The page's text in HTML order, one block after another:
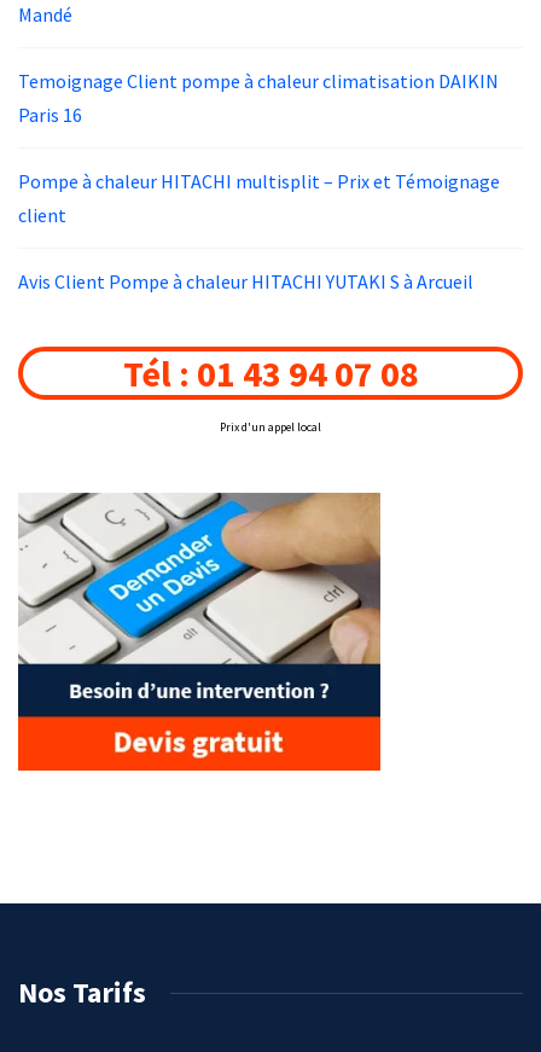
Mandé
Temoignage Client pompe à chaleur climatisation DAIKIN
Paris 16
Pompe à chaleur HITACHI multisplit – Prix et Témoignage
client
Avis Client Pompe à chaleur HITACHI YUTAKI S à Arcueil
Tél : 01 43 94 07 08
Prix d'un appel local
Nos Tarifs